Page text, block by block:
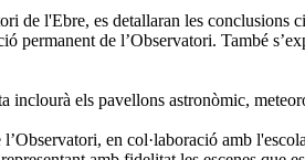
de l'Ebre, es detallaran les conclusions
de l’Observatori. També
inclourà els pavellons astronòmic,
en col·laboració amb